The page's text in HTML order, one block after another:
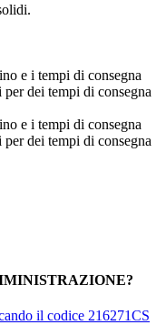
e i tempi di consegna
dei tempi di consegna
e i tempi di consegna
dei tempi di consegna
il codice 216271CS